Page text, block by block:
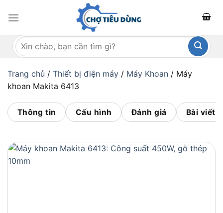
qua
dungTìm
kiếm:
Trang chủ / Thiết bị điện máy / Máy Khoan / Máy
khoan Makita 6413
Thông tin Cấu hình Đánh giá Bài viết